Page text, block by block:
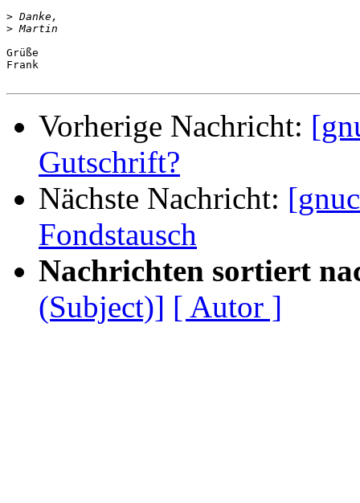
>
>
Grüße
Frank
Vorherige Nachricht:
Gutschrift?
Nächste Nachricht:
Fondstausch
Nachrichten sortiert
(Subject)] [ Autor ]